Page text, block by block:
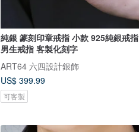
純銀 篆刻印章戒指 小款 925純銀戒指
男生戒指 客製化刻字
ART64 六四設計銀飾
US$ 399.99
可客製